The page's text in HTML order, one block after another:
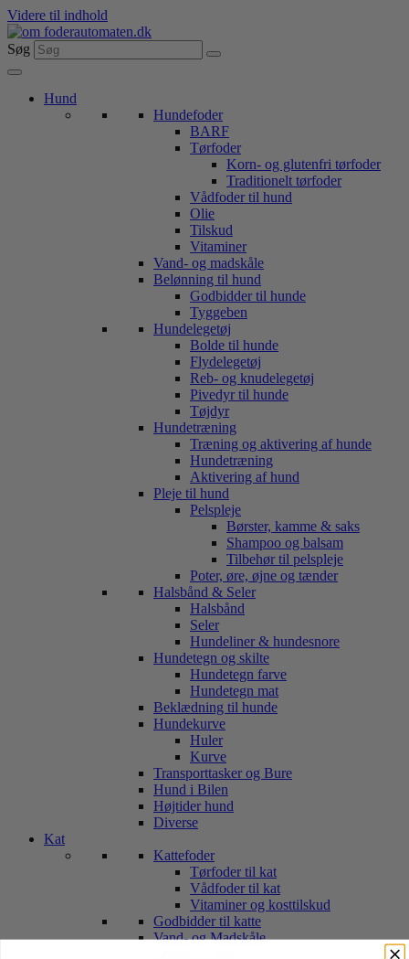
Videre til indhold
Søg
Hund
Hundefoder
BARF
Tørfoder
Korn- og glutenfri tørfoder
Traditionelt tørfoder
Vådfoder til hund
Olie
Tilskud
Vitaminer
Vand- og madskåle
Belønning til hund
Godbidder til hunde
Tyggeben
Hundelegetøj
Bolde til hunde
Flydelegetøj
Reb- og knudelegetøj
Pivedyr til hunde
Tøjdyr
Hundetræning
Træning og aktivering af hunde
Hundetræning
Aktivering af hund
Pleje til hund
Pelspleje
Børster, kamme & saks
Shampoo og balsam
Tilbehør til pelspleje
Poter, øre, øjne og tænder
Halsbånd & Seler
Halsbånd
Seler
Hundeliner & hundesnore
Hundetegn og skilte
Hundetegn farve
Hundetegn mat
Beklædning til hunde
Hundekurve
Huler
Kurve
Transporttasker og Bure
Hund i Bilen
Højtider hund
Diverse
Kat
Kattefoder
Tørfoder til kat
Vådfoder til kat
Vitaminer og kosttilskud
Godbidder til katte
Vand- og Madskåle